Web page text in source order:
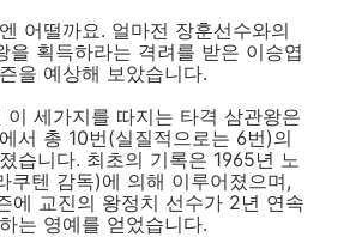
어떨까요. 얼마전 장훈선수와의
을 획득하라는 격려를 받은 이승엽
을 예상해 보았습니다.
이 세가지를 따지는 타격 삼관왕은
서 총 10번(실질적으로는 6번)의
습니다. 최초의 기록은 1965년 노
쿠텐 감독)에 의해 이루어졌으며,
에 교진의 왕정치 선수가 2년 연속
는 영예를 얻었습니다.